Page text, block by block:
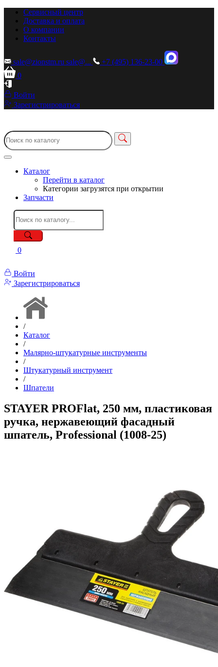
Сервисный центр
Доставка и оплата
О компании
Контакты
sale@zionstm.ru sale@...
+7 (495) 136-23-00
0
Войти
Зарегистрироваться
Каталог
Перейти в каталог
Категории загрузятся при открытии
Запчасти
0
Войти
Зарегистрироваться
/
Каталог
/
Малярно-штукатурные инструменты
/
Штукатурный инструмент
/
Шпатели
STAYER PROFlat, 250 мм, пластиковая
ручка, нержавеющий фасадный
шпатель, Professional (1008-25)